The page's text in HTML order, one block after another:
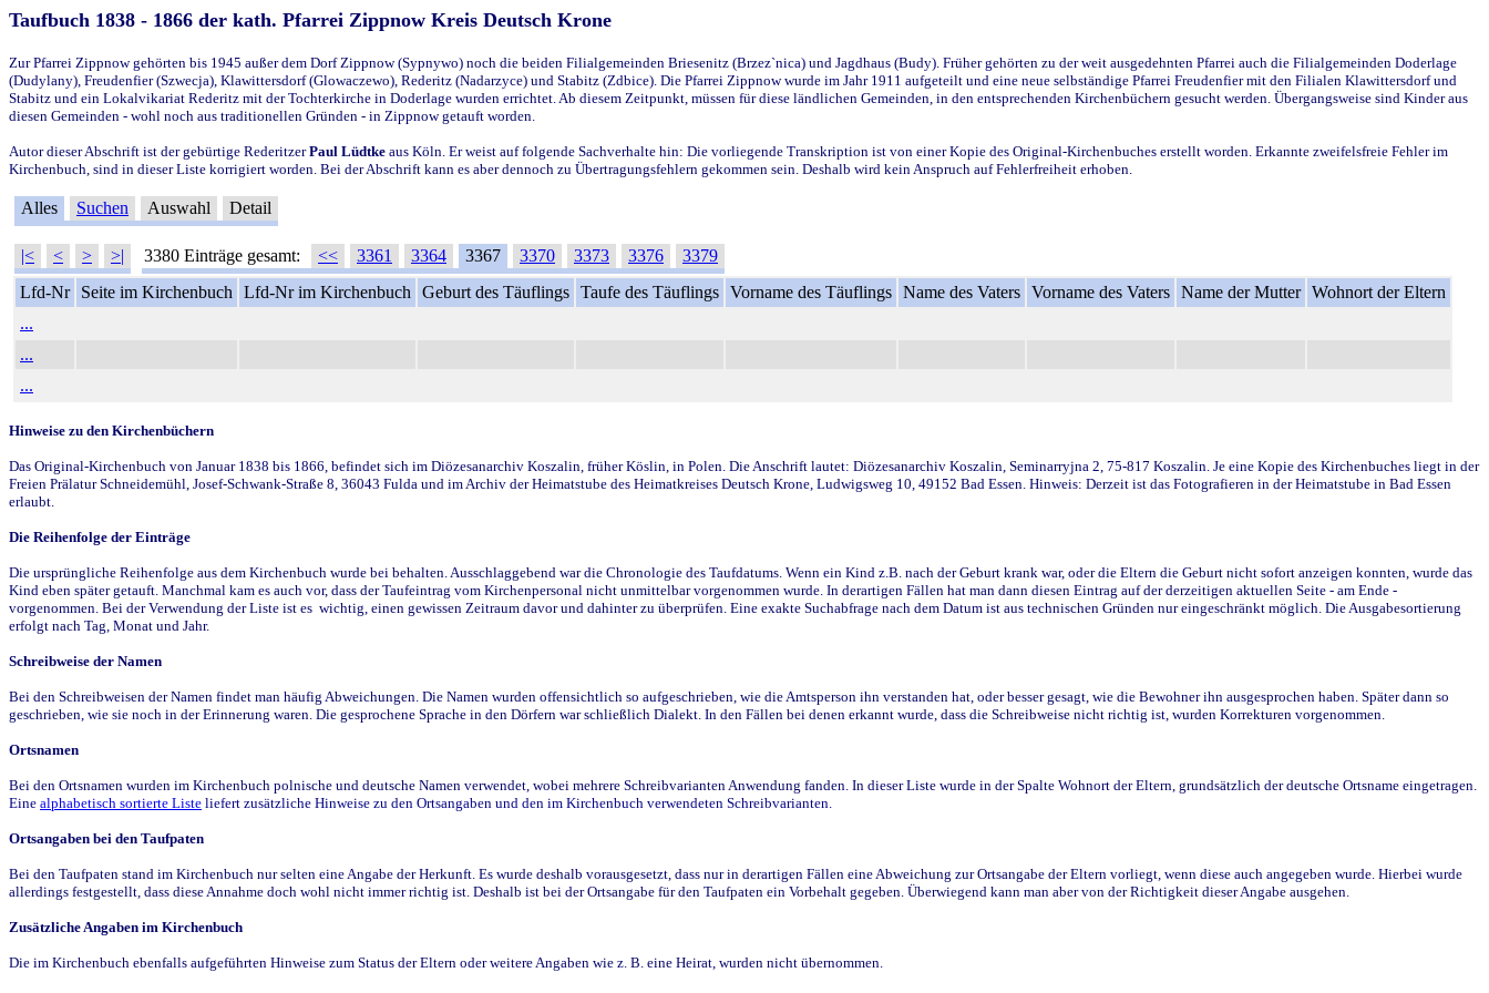
Taufbuch 1838 - 1866 der kath. Pfarrei Zippnow Kreis Deutsch Krone
Zur Pfarrei Zippnow gehörten bis 1945 außer dem Dorf Zippnow (Sypnywo) noch die beiden Filialgemeinden Briesenitz (Brzez`nica) und Jagdhaus (Budy). Früher gehörten zu der weit ausgedehnten Pfarrei auch die Filialgemeinden Doderlage
(Dudylany), Freudenfier (Szwecja), Klawittersdorf (Glowaczewo), Rederitz (Nadarzyce) und Stabitz (Zdbice). Die Pfarrei Zippnow wurde im Jahr 1911 aufgeteilt und eine neue selbständige Pfarrei Freudenfier mit den Filialen Klawittersdorf und
Stabitz und ein Lokalvikariat Rederitz mit der Tochterkirche in Doderlage wurden errichtet. Ab diesem Zeitpunkt, müssen für diese ländlichen Gemeinden, in den entsprechenden Kirchenbüchern gesucht werden. Übergangsweise sind Kinder aus
diesen Gemeinden - wohl noch aus traditionellen Gründen - in Zippnow getauft worden.
Autor dieser Abschrift ist der gebürtige RederitzerPaul Lüdtke aus Köln. Er weist auf folgende Sachverhalte hin: Die vorliegende Transkription ist von einer Kopie des Original-Kirchenbuches erstellt worden. Erkannte zweifelsfreie Fehler im
Kirchenbuch, sind in dieser Liste korrigiert worden. Bei der Abschrift kann es aber dennoch zu Übertragungsfehlern gekommen sein. Deshalb wird kein Anspruch auf Fehlerfreiheit erhoben.
Alles Suchen Auswahl Detail
|< < > >| 3380 Einträge gesamt: << 3361 3364 3367 3370 3373 3376
3379
Lfd-Nr
Seite im Kirchenbuch Lfd-Nr im Kirchenbuch Geburt des Täuflings Taufe des Täuflings Vorname des Täuflings Name des Vaters Vorname des Vaters Name der Mutter Wohnort der Eltern
...
...
...
Hinweise zu den Kirchenbüchern
Das Original-Kirchenbuch von Januar 1838 bis 1866, befindet sich im Diözesanarchiv Koszalin, früher Köslin, in Polen. Die Anschrift lautet: Diözesanarchiv Koszalin, Seminarryjna 2, 75-817 Koszalin. Je eine Kopie des Kirchenbuches liegt in der
Freien Prälatur Schneidemühl, Josef-Schwank-Straße 8, 36043 Fulda und im Archiv der Heimatstube des Heimatkreises Deutsch Krone, Ludwigsweg 10, 49152 Bad Essen. Hinweis: Derzeit ist das Fotografieren in der Heimatstube in Bad Essen
erlaubt.
Die Reihenfolge der Einträge
Die ursprüngliche Reihenfolge aus dem Kirchenbuch wurde bei behalten. Ausschlaggebend war die Chronologie des Taufdatums. Wenn ein Kind z.B. nach der Geburt krank war, oder die Eltern die Geburt nicht sofort anzeigen konnten, wurde das
Kind eben später getauft. Manchmal kam es auch vor, dass der Taufeintrag vom Kirchenpersonal nicht unmittelbar vorgenommen wurde. In derartigen Fällen hat man dann diesen Eintrag auf der derzeitigen aktuellen Seite - am Ende -
vorgenommen. Bei der Verwendung der Liste ist es wichtig, einen gewissen Zeitraum davor und dahinter zu überprüfen. Eine exakte Suchabfrage nach dem Datum ist aus technischen Gründen nur eingeschränkt möglich. Die Ausgabesortierung
erfolgt nach Tag, Monat und Jahr.
Schreibweise der Namen
Bei den Schreibweisen der Namen findet man häufig Abweichungen. Die Namen wurden offensichtlich so aufgeschrieben, wie die Amtsperson ihn verstanden hat, oder besser gesagt, wie die Bewohner ihn ausgesprochen haben. Später dann so
geschrieben, wie sie noch in der Erinnerung waren. Die gesprochene Sprache in den Dörfern war schließlich Dialekt. In den Fällen bei denen erkannt wurde, dass die Schreibweise nicht richtig ist, wurden Korrekturen vorgenommen.
Ortsnamen
Bei den Ortsnamen wurden im Kirchenbuch polnische und deutsche Namen verwendet, wobei mehrere Schreibvarianten Anwendung fanden. In dieser Liste wurde in der Spalte Wohnort der Eltern, grundsätzlich der deutsche Ortsname eingetragen.
Eine alphabetisch sortierte Liste liefert zusätzliche Hinweise zu den Ortsangaben und den im Kirchenbuch verwendeten Schreibvarianten.
Ortsangaben bei den Taufpaten
Bei den Taufpaten stand im Kirchenbuch nur selten eine Angabe der Herkunft. Es wurde deshalb vorausgesetzt, dass nur in derartigen Fällen eine Abweichung zur Ortsangabe der Eltern vorliegt, wenn diese auch angegeben wurde. Hierbei wurde
allerdings festgestellt, dass diese Annahme doch wohl nicht immer richtig ist. Deshalb ist bei der Ortsangabe für den Taufpaten ein Vorbehalt gegeben. Überwiegend kann man aber von der Richtigkeit dieser Angabe ausgehen.
Zusätzliche Angaben im Kirchenbuch
Die im Kirchenbuch ebenfalls aufgeführten Hinweise zum Status der Eltern oder weitere Angaben wie z. B. eine Heirat, wurden nicht übernommen.